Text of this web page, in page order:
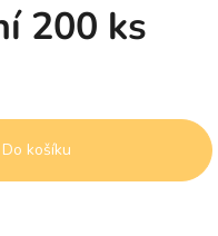
200 ks
Do košíku